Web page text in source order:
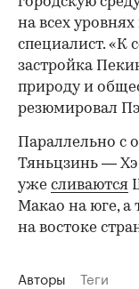
на всех
специалист. «К
застройка
природу и
резюмировал
Параллельно с
Тяньцзинь —
уже сливаются
Макао на юге,
на востоке
Авторы Теги